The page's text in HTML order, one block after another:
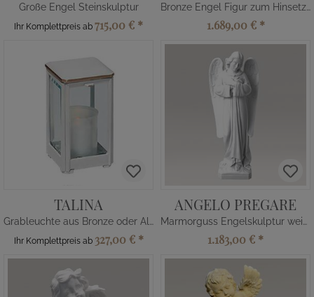
Große Engel Steinskulptur
Ihr Komplettpreis ab 715,00 € *
Bronze Engel Figur zum Hinsetzen
1.689,00 € *
TALINA
Grableuchte aus Bronze oder Alu
Ihr Komplettpreis ab 327,00 € *
ANGELO PREGARE
Marmorguss Engelskulptur weiss
1.183,00 € *